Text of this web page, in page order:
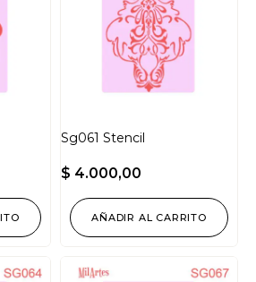
Sg061 Stencil
$ 4.000,00
AÑADIR AL CARRITO